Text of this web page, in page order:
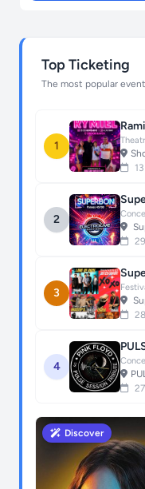
Top Ticketing
The most popular
1
2
3
4
Discover